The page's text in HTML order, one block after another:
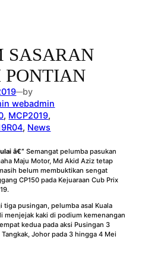
SASARAN
—by
webadmin
, MCP2019
, News
â€“Semangat pelumba pasukan
Maju Motor, Md Akid Aziz tetap
belum membuktikan sengat
CP150 pada Kejuaraan Cub Prix
tiga pusingan, pelumba asal Kuala
menjejak kaki di podium kemenangan
kedua pada aksi Pusingan 3
Johor pada 3 hingga 4 Mei